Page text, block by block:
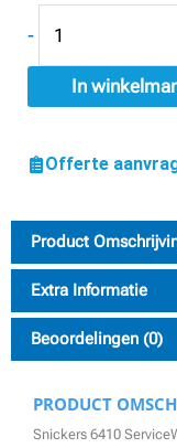
-
In
Offerte
Product
Extra Informatie
Beoordelingen (0)
PRODUCT
Snickers 6410